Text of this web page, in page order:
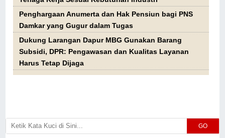
Penghargaan Anumerta dan Hak Pensiun bagi PNS
Damkar yang Gugur dalam Tugas
Dukung Larangan Dapur MBG Gunakan Barang
Subsidi, DPR: Pengawasan dan Kualitas Layanan
Harus Tetap Dijaga
GO